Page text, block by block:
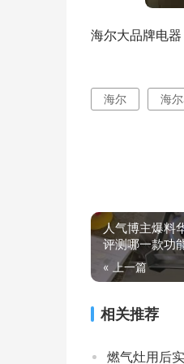
海尔大品牌电
海尔 海
人气博主爆料
评测哪一款功
« 上一篇
相关推荐